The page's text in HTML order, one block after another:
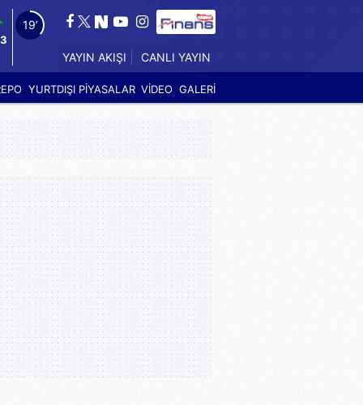
18’
YAYIN AKIŞI CANLI YAYIN
YURTDIŞI PİYASALAR VİDEO GALERİ